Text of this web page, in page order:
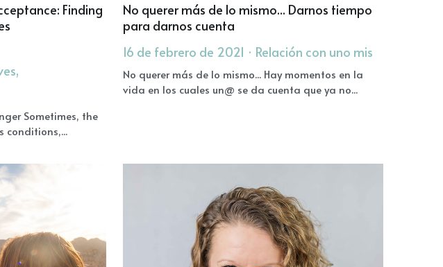
Finding
Sometimes, the
conditions,...
No querer más de lo mismo... Darnos tiempo
para darnos cuenta
16 de febrero de 2021 · Relación con uno mis
No querer más de lo mismo... Hay momentos en la
vida en los cuales un@ se da cuenta que ya no...